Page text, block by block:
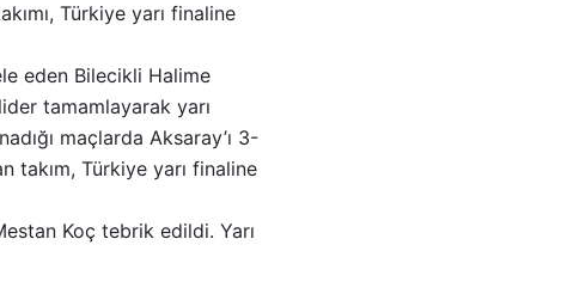
Türkiye yarı finaline
eden Bilecikli Halime
tamamlayarak yarı
maçlarda Aksaray’ı 3-
takım, Türkiye yarı finaline
Koç tebrik edildi. Yarı